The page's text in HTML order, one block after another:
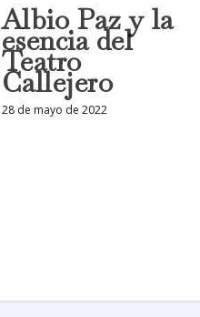
Albio Paz y la
esencia del
Teatro
Callejero
28 de mayo de 2022